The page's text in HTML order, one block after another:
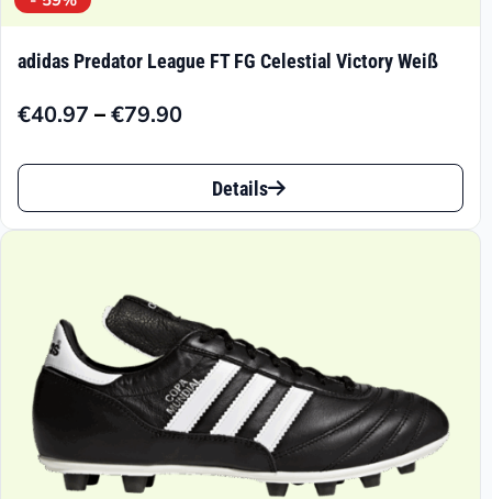
adidas Predator League FT FG Celestial Victory Weiß
€40.97 –€79.90
Preisspanne:
€40.97
€79.90
Dieses
Produkt
Varianten
auf.
Die
Optionen
können
Details